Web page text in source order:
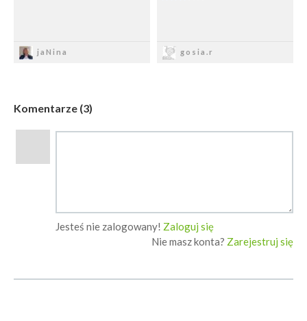
jaNina gosia.r
Komentarze (3)
Jesteś nie zalogowany! Zaloguj się
Nie masz konta? Zarejestruj się